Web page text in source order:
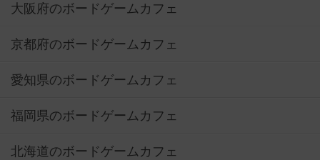
大阪府のボードゲームカフェ
京都府のボードゲームカフェ
愛知県のボードゲームカフェ
福岡県のボードゲームカフェ
北海道のボードゲームカフェ